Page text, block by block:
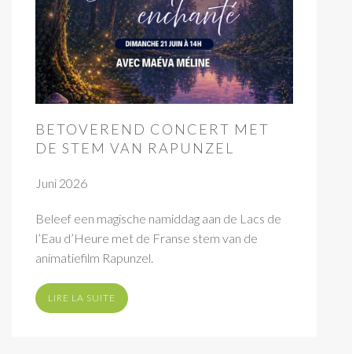
BETOVEREND CONCERT MET
DE STEM VAN RAPUNZEL
Juni 2026
Beleef een magische namiddag aan de Lacs de
l’Eau d’Heure met de Franse stem van de
animatiefilm Rapunzel.
LIRE LA SUITE